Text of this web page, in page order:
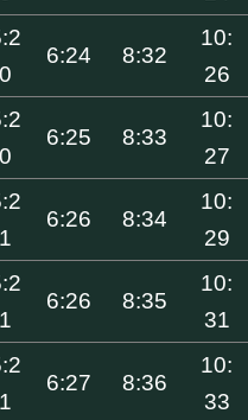
0
6:24 8:32
10:
26
0
6:25 8:33
10:
27
1
6:26 8:34
10:
29
1
6:26 8:35
10:
31
1
6:27 8:36
10:
33